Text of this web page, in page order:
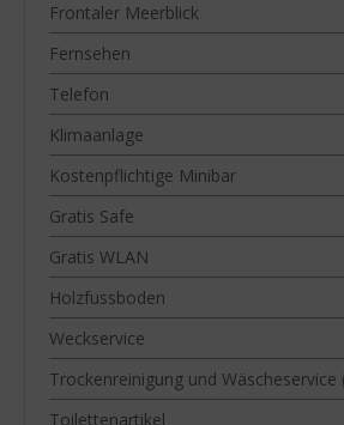
Frontaler Meerblick
Fernsehen
Telefon
Klimaanlage
Kostenpflichtige Minibar
Gratis Safe
Gratis WLAN
Holzfussboden
Weckservice
Trockenreinigung und Wäscheservice
Toilettenartikel